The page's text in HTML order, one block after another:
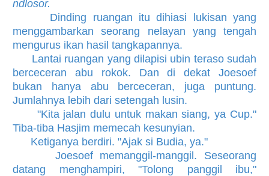
ndlosor.
Dinding ruangan itu dihiasi lukisan yang
menggambarkan seorang nelayan yang tengah
mengurus ikan hasil tangkapannya.
Lantai ruangan yang dilapisi ubin teraso sudah
berceceran abu rokok. Dan di dekat Joesoef
bukan hanya abu berceceran, juga puntung.
Jumlahnya lebih dari setengah lusin.
"Kita jalan dulu untuk makan siang, ya Cup."
Tiba-tiba Hasjim memecah kesunyian.
Ketiganya berdiri. "Ajak si Budia, ya."
Joesoef memanggil-manggil. Seseorang
datang menghampiri, "Tolong panggil ibu,"